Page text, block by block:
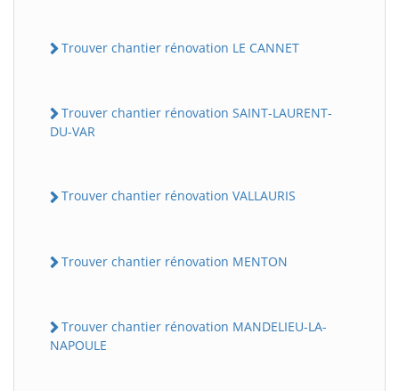
Trouver chantier rénovation LE CANNET
Trouver chantier rénovation SAINT-LAURENT-
DU-VAR
Trouver chantier rénovation VALLAURIS
Trouver chantier rénovation MENTON
Trouver chantier rénovation MANDELIEU-LA-
NAPOULE